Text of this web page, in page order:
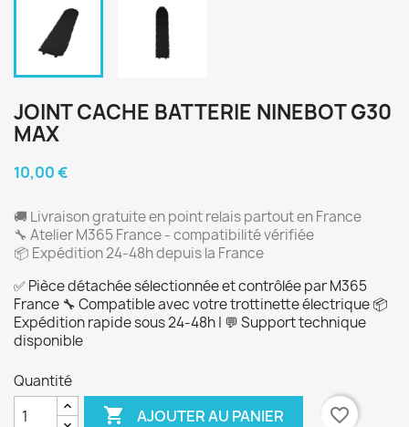
JOINT CACHE BATTERIE NINEBOT G30
MAX
10,00 €
🚚 Livraison gratuite en point relais partout en France
🔧 Atelier M365 France - compatibilité vérifiée
📦 Expédition 24-48h depuis la France
✅ Pièce détachée sélectionnée et contrôlée par M365
France 🔧 Compatible avec votre trottinette électrique 📦
Expédition rapide sous 24-48h | 💬 Support technique
disponible
Quantité
 AJOUTER AU PANIER favorite_border